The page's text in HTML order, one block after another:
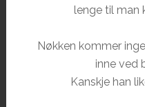
lenge til man
Nøkken kommer
inne ved
Kanskje han